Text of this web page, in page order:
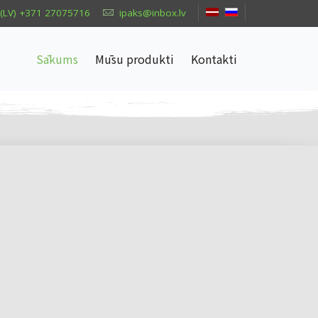
(LV) +371 27075716 ipaks@inbox.lv
Sākums Mūsu produkti Kontakti